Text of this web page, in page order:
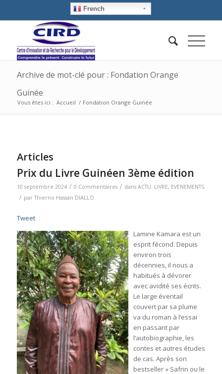
French
Archive de mot-clé pour : Fondation Orange
Guinée
Vous êtes ici : Accueil / Fondation Orange Guinée
Articles
Prix du Livre Guinéen 3ème édition
10 septembre 2024 / 0 Commentaires / dans ACTU. LIVRE, EVENEMENTS
/ parThierno Hassan DIALLO
Tweet
Lamine Kamara est un
esprit fécond. Depuis
environ trois
décennies, il nous a
habitués à dévorer
avec avidité ses écrits.
Le large éventail
couvert par sa plume
va du roman à l’essai
en passant par
l’autobiographie, les
contes et autres études
de cas. Après son
bestseller « Safrin ou le